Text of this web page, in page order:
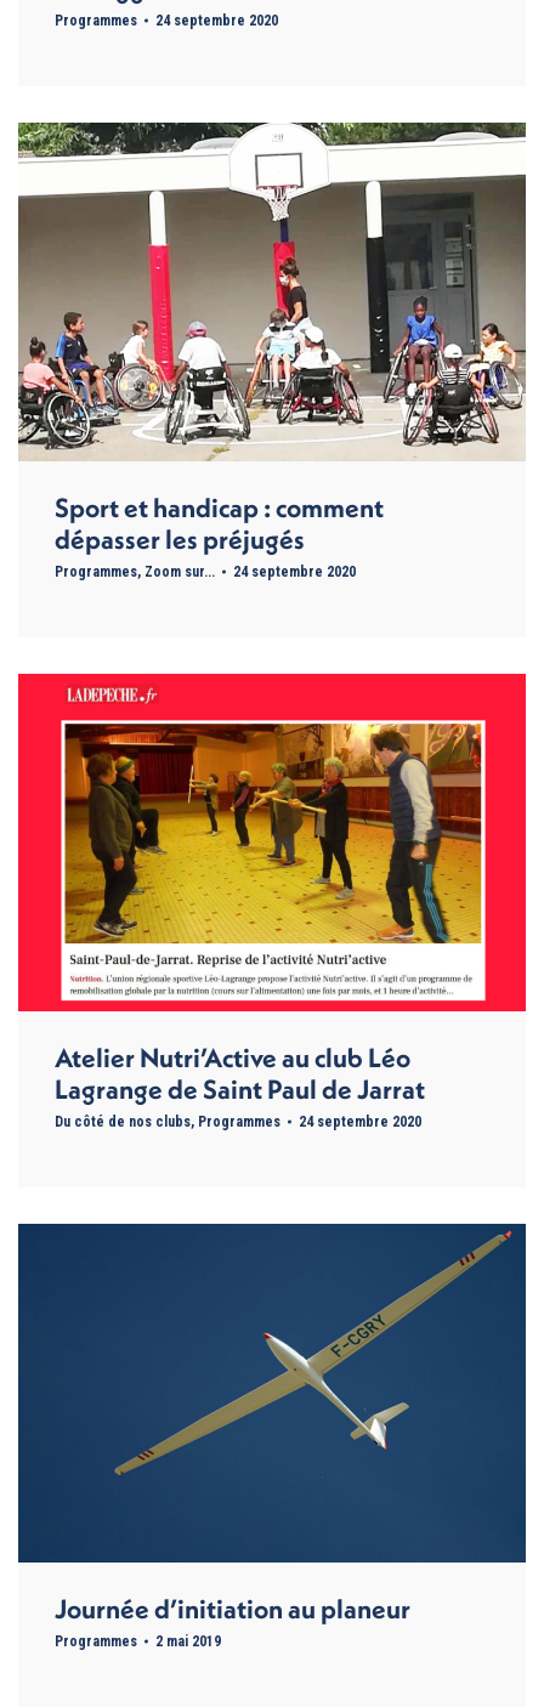
Programmes 24 septembre 2020
Sport et handicap : comment
dépasser les préjugés
Programmes, Zoom sur... 24 septembre 2020
Atelier Nutri’Active au club Léo
Lagrange de Saint Paul de Jarrat
Du côté de nos clubs, Programmes 24 septembre 2020
Journée d’initiation au planeur
Programmes 2 mai 2019